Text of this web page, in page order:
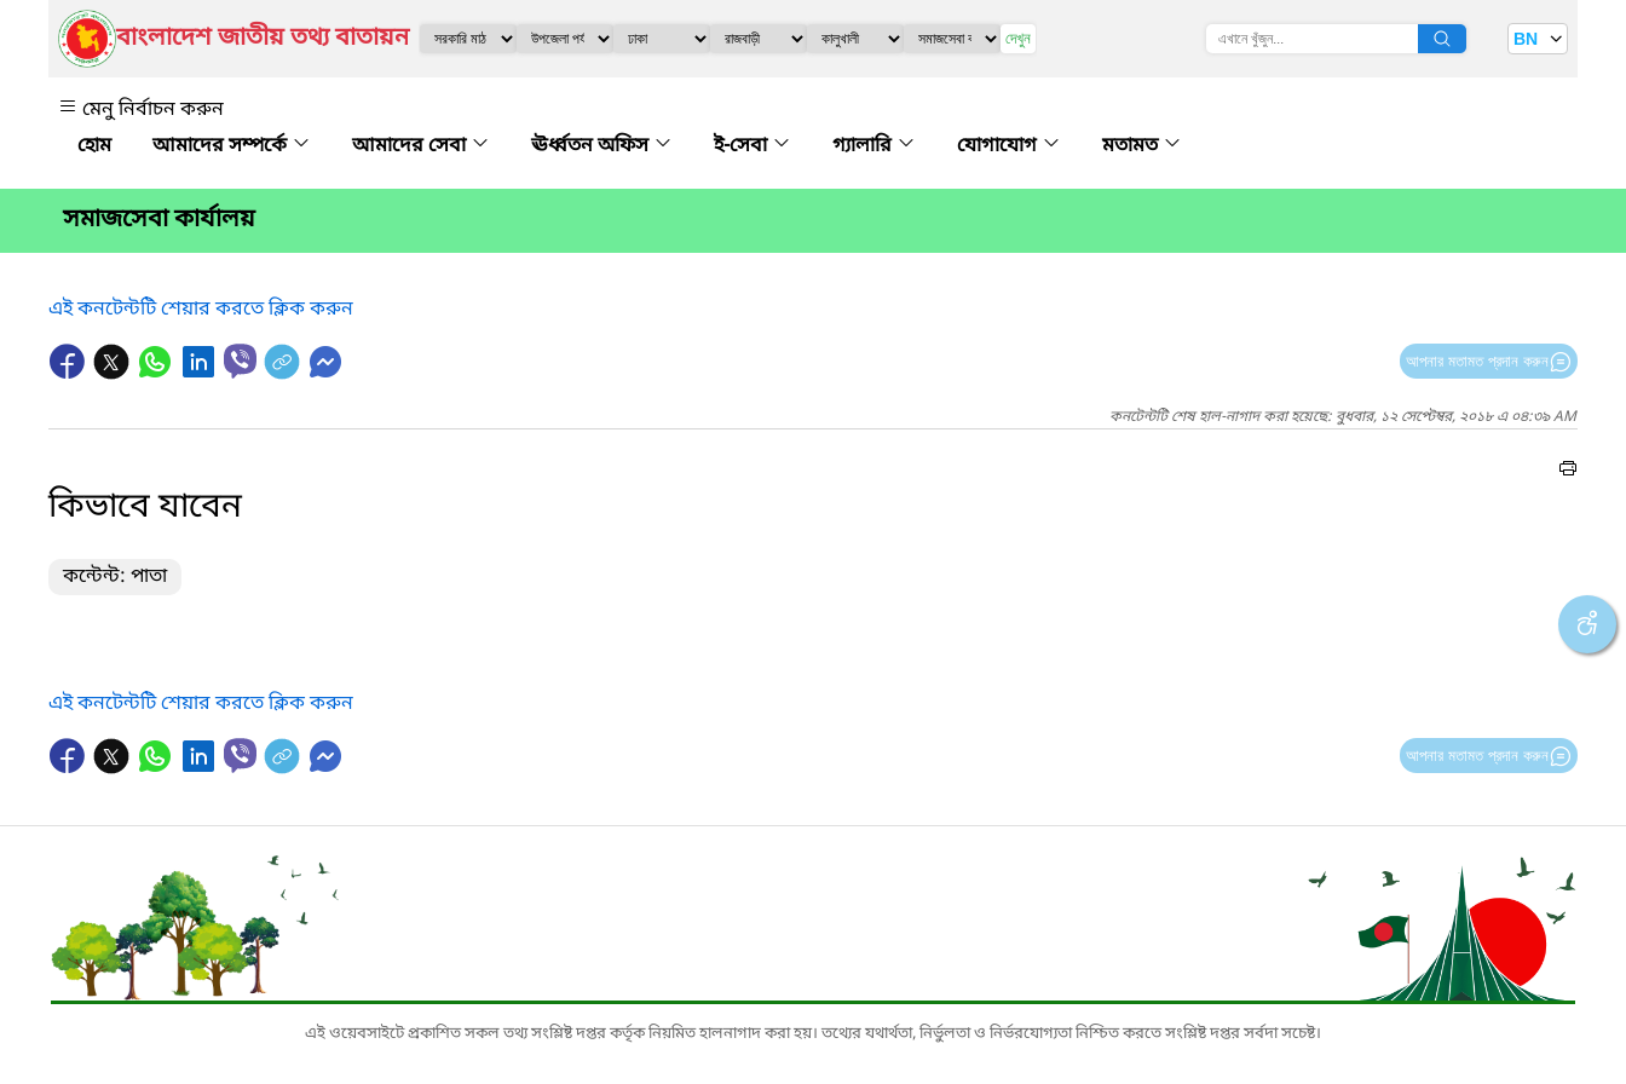
বাংলাদেশ জাতীয় তথ্য বাতায়ন দেখুন BN
মেনু নির্বাচন করুন
আমাদের সম্পর্কে
আমাদের সেবা ঊর্ধ্বতন অফিস ই-সেবা গ্যালারি যোগাযোগ মতামত
সমাজসেবা কার্যালয়
এই কনটেন্টটি শেয়ার করতে ক্লিক করুন
আপনার মতামত প্রদান করুন
কনটেন্টটি শেষ হাল-নাগাদ করা হয়েছে: বুধবার, ১২ সেপ্টেম্বর, ২০১৮ এ ০৪:৩৯ AM
কিভাবে যাবেন
কন্টেন্ট: পাতা
এই কনটেন্টটি শেয়ার করতে ক্লিক করুন
আপনার মতামত প্রদান করুন
এই ওয়েবসাইটে প্রকাশিত সকল তথ্য সংশ্লিষ্ট দপ্তর কর্তৃক নিয়মিত হালনাগাদ করা হয়। তথ্যের যথার্থতা, নির্ভুলতা ও নির্ভরযোগ্যতা নিশ্চিত করতে সংশ্লিষ্ট দপ্তর সর্বদা সচেষ্ট।